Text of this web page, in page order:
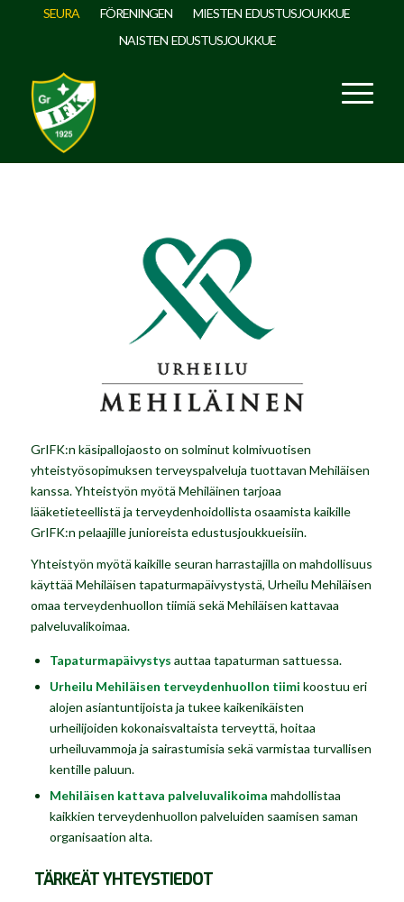
SEURA FÖRENINGEN
MIESTEN EDUSTUSJOUKKUE
NAISTEN EDUSTUSJOUKKUE
GrIFK:n käsipallojaosto on solminut kolmivuotisen
yhteistyösopimuksen terveyspalveluja tuottavan Mehiläisen
kanssa. Yhteistyön myötä Mehiläinen tarjoaa
lääketieteellistä ja terveydenhoidollista osaamista kaikille
GrIFK:n pelaajille junioreista edustusjoukkueisiin.
Yhteistyön myötä kaikille seuran harrastajilla on mahdollisuus
käyttää Mehiläisen tapaturmapäivystystä, Urheilu Mehiläisen
omaa terveydenhuollon tiimiä sekä Mehiläisen kattavaa
palveluvalikoimaa.
Tapaturmapäivystys auttaa tapaturman sattuessa.
Urheilu Mehiläisen terveydenhuollon tiimi koostuu eri
alojen asiantuntijoista ja tukee kaikenikäisten
urheilijoiden kokonaisvaltaista terveyttä, hoitaa
urheiluvammoja ja sairastumisia sekä varmistaa turvallisen
kentille paluun.
Mehiläisen kattava palveluvalikoima mahdollistaa
kaikkien terveydenhuollon palveluiden saamisen saman
organisaation alta.
TÄRKEÄT YHTEYSTIEDOT